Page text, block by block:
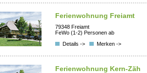
Ferienwohnung Freiamt
79348 Freiamt
FeWo (1-2) Personen ab
Details ->
Merken ->
Ferienwohnung Kern-Zäh